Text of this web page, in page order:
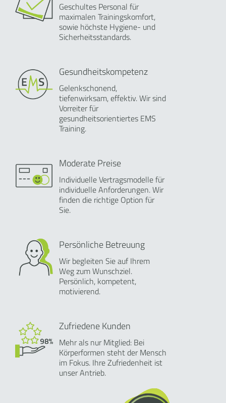
Geschultes Personal für
maximalen Trainingskomfort,
sowie höchste Hygiene- und
Sicherheitsstandards.
Gesundheitskompetenz
Gelenkschonend,
tiefenwirksam, effektiv. Wir sind
Vorreiter für
gesundheitsorientiertes EMS
Training.
Moderate Preise
Individuelle Vertragsmodelle für
individuelle Anforderungen. Wir
finden die richtige Option für
Sie.
Persönliche Betreuung
Wir begleiten Sie auf Ihrem
Weg zum Wunschziel.
Persönlich, kompetent,
motivierend.
Zufriedene Kunden
Mehr als nur Mitglied: Bei
Körperformen steht der Mensch
im Fokus. Ihre Zufriedenheit ist
unser Antrieb.